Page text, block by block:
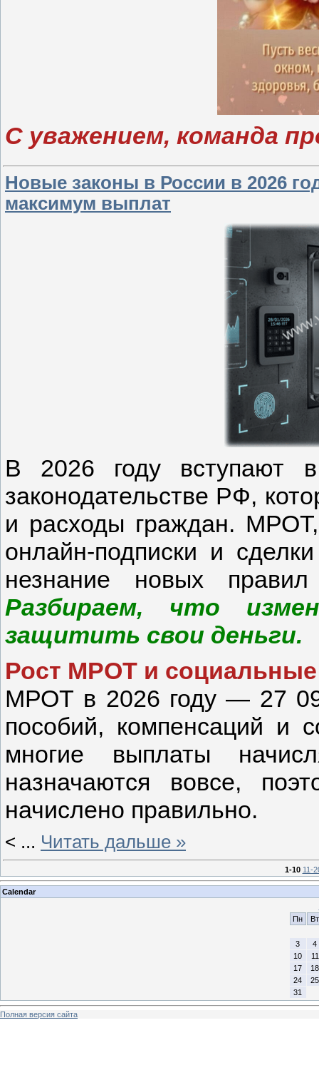
С уважением, команда
Новые законы в России в 2026
максимум выплат
В 2026 году вступают
законодательстве РФ,
и расходы граждан.
онлайн-подписки и
незнание новых
Разбираем, что
защитить свои деньги.
Рост МРОТ и
МРОТ в 2026 году — 27
пособий, компенсаций и
многие выплаты
назначаются вовсе,
начислено правильно.
< ... Читать дальше »
1-10 11-
Calendar
Пн
Вт
3
4
10
11
17
18
24
25
31
Полная версия сайта